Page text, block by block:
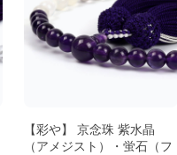
【彩や】 京念珠 紫水晶
（アメジスト）・蛍石（フ